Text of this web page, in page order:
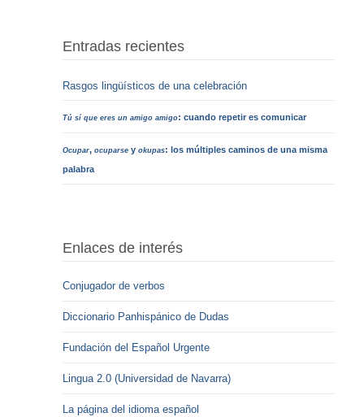
Entradas recientes
Rasgos lingüísticos de una celebración
Tú sí que eres un amigo amigo: cuando repetir es comunicar
Ocupar,ocuparse yokupas: los múltiples caminos de una misma
palabra
Enlaces de interés
Conjugador de verbos
Diccionario Panhispánico de Dudas
Fundación del Español Urgente
Lingua 2.0 (Universidad de Navarra)
La página del idioma español